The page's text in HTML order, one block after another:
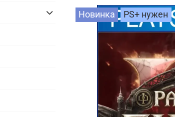
Новинка PS+ нужен